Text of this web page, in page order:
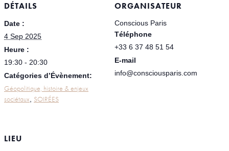
DÉTAILS
Date :
4 Sep 2025
Heure :
19:30 - 20:30
Catégories d’Évènement:
Géopolitique, histoire & enjeux
sociétaux SOIRÉES
ORGANISATEUR
Conscious Paris
Téléphone
+33 6 37 48 51 54
E-mail
info@consciousparis.com
LIEU